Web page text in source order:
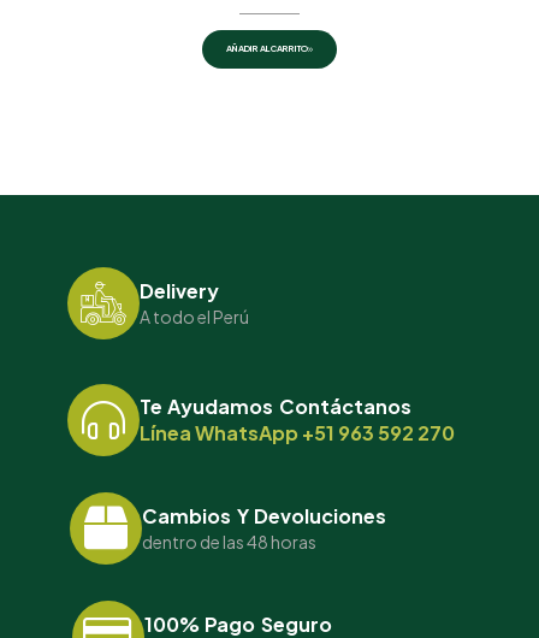
AÑADIR AL CARRITO
Delivery
A todo el Perú
Te Ayudamos Contáctanos
Línea WhatsApp +51 963 592 270
Cambios Y Devoluciones
dentro de las 48 horas
100% Pago Seguro